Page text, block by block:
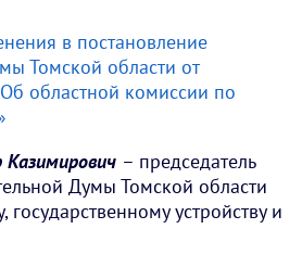
в постановление
Томской области от
областной комиссии по
– председатель
Думы Томской области
государственному устройству и